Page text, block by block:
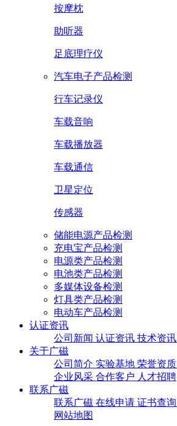
按摩枕
助听器
足底理疗仪
汽车电子产品检测
行车记录仪
车载音响
车载播放器
车载通信
卫星定位
传感器
储能电源产品检测
充电宝产品检测
电源类产品检测
电池类产品检测
多媒体设备检测
灯具类产品检测
电动车产品检测
认证资讯
公司新闻 认证资讯 技术资讯
关于广磁
公司简介 实验基地 荣誉资质
企业风采 合作客户 人才招聘
联系广磁
联系广磁 在线申请 证书查询
网站地图